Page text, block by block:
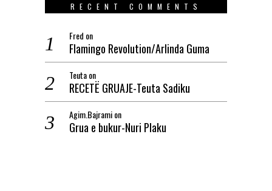
RECENT COMMENTS
Fred on
Flamingo Revolution/Arlinda Guma
Teutaon
RECETË GRUAJE-Teuta Sadiku
Agim.Bajramion
Grua e bukur-Nuri Plaku